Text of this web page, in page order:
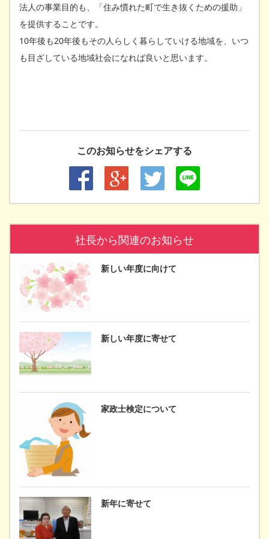
法人の事業目的も、「住み慣れた町で生き抜くための援助」
を提供することです。
10年後も20年後もその人らしく暮らしていける地域を、いつ
も目ざしている地域社会になれば良いと思います。
このお知らせをシェアする
社長から関連のお知らせ
新しい年度に向けて
新しい年度に寄せて
家政士検定について
新年に寄せて